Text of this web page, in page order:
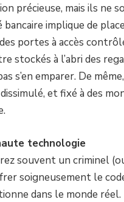
précieuse, mais ils ne
implique de
portes à accès
stockés à l’abri des
s’en emparer. De
et fixé à des
technologie
souvent un criminel
soigneusement le
dans le monde